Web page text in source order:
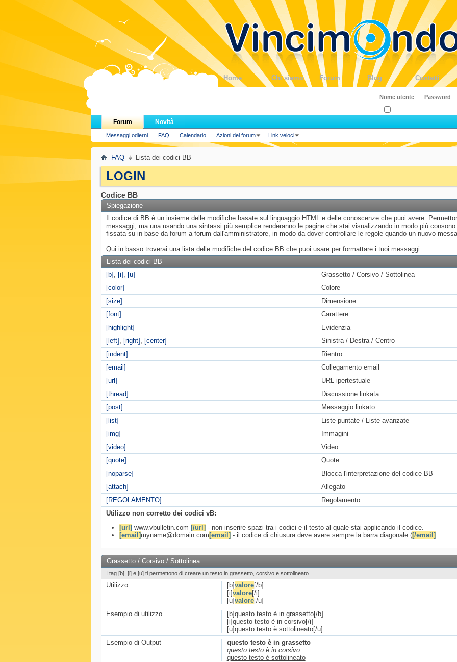
Home Chi siamo Forum Blog Contatti
Forum
Messaggi odierni FAQ Calendario Azioni del forum Link veloci
Novità
FAQ Lista dei codici BB
LOGIN.
Codice BB
Spiegazione
Il codice di BB è un insieme delle modifiche basate sul linguaggio HTML e delle conoscenze che puoi avere.
messaggi, ma una usando una sintassi più semplice renderanno le pagine che stai visualizzando in modo più
fissata su in base da forum a forum dall'amministratore, in modo da dover controllare le regole quando un nuovo
Qui in basso troverai una lista delle modifiche del codice BB che puoi usare per formattare i tuoi messaggi.
Lista dei codici BB
Grassetto / Corsivo / Sottolinea
[b] , [i] , [u]
Colore
[color]
Dimensione
[size]
Carattere
[font]
Evidenzia
[highlight]
Sinistra / Destra / Centro
[left] , [right] , [center]
Rientro
[indent]
Collegamento email
[email]
URL ipertestuale
[url]
Discussione linkata
[thread]
Messaggio linkato
[post]
Liste puntate / Liste avanzate
[list]
Immagini
[img]
Video
[video]
Quote
[quote]
Blocca l'interpretazione del codice BB
[noparse]
Allegato
[attach]
Regolamento
[REGOLAMENTO]
Utilizzo non corretto dei codici vB:
[url] www.vbulletin.com [/url] - non inserire spazi tra i codici e il testo al quale stai applicando il codice.
[email] myname@domain.com [email] - il codice di chiusura deve avere sempre la barra diagonale ([/email]
Grassetto / Corsivo / Sottolinea
I tag [b], [i] e [u] ti permettono di creare un testo in grassetto, corsivo e sottolineato.
[b]valore[/b]
[i]valore[/i]
[u]valore[/u]
Utilizzo
[b]questo testo è in grassetto[/b]
[i]questo testo è in corsivo[/i]
[u]questo testo è sottolineato[/u]
Esempio di utilizzo
questo testo è in grassetto
questo testo è in corsivo
questo testo è sottolineato
Esempio di Output